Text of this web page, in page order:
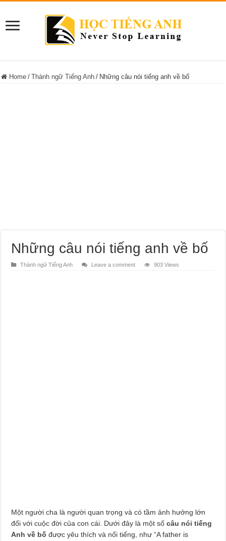
Home / Thành ngữ Tiếng Anh / Những câu nói tiếng anh về bố
Những câu nói tiếng anh về bố
Thành ngữ Tiếng Anh Leave a comment 903 Views
Một người cha là người quan trọng và có tầm ảnh hưởng lớn
đối với cuộc đời của con cái. Dưới đây là một sốcâu nói tiếng
Anh về bố được yêu thích và nổi tiếng, như “A father is